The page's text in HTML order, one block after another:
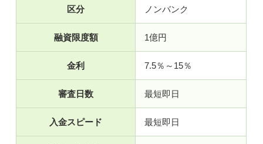
区分 ノンバンク
融資限度額 1億円
金利 7.5％～15％
審査日数 最短即日
入金スピード 最短即日